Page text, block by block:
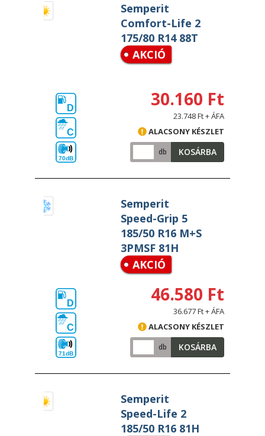
Semperit
Comfort-Life 2
175/80 R14 88T
AKCIÓ
D
C
70dB
30.160 Ft
23.748 Ft + ÁFA
ALACSONY KÉSZLET
db KOSÁRBA
Semperit
Speed-Grip 5
185/50 R16 M+S
3PMSF 81H
AKCIÓ
D
C
71dB
46.580 Ft
36.677 Ft + ÁFA
ALACSONY KÉSZLET
db KOSÁRBA
Semperit
Speed-Life 2
185/50 R16 81H